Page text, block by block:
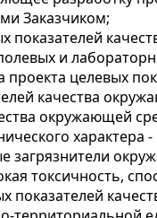
Заказчиком;
показателей
и
проекта целевых
качества
окружающей
загрязнители
токсичность,
показателей